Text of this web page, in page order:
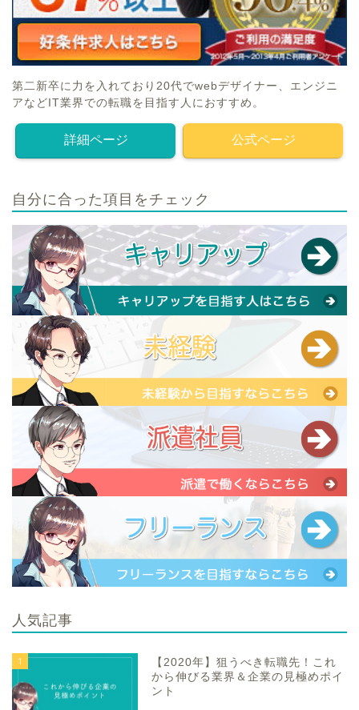
第二新卒に力を入れており20代でwebデザイナー、エンジニ
アなどIT業界での転職を目指す人におすすめ。
詳細ページ 公式ページ
自分に合った項目をチェック
人気記事
1
【2020年】狙うべき転職先！これ
から伸びる業界＆企業の見極めポイ
ント